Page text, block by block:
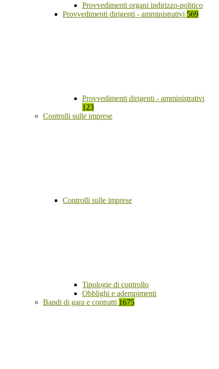
Provvedimenti organi indirizzo-politico
Provvedimenti dirigenti - amministrativi 569
Provvedimenti dirigenti - amministrativi
123
Controlli sulle imprese
Controlli sulle imprese
Tipologie di controllo
Obblighi e adempimenti
Bandi di gara e contratti 1675